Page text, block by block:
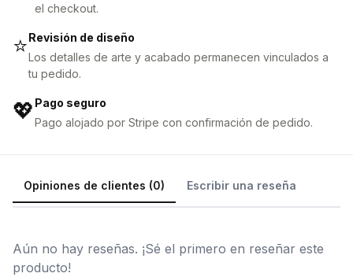
el checkout.
⭐Revisión de diseño
Los detalles de arte y acabado permanecen vinculados a
tu pedido.
💖 Pago seguro
Pago alojado por Stripe con confirmación de pedido.
Opiniones de clientes (0) Escribir una reseña
Aún no hay reseñas. ¡Sé el primero en reseñar este
producto!